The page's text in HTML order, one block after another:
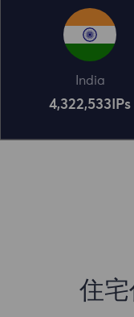
India
4,322,534 IPs
住